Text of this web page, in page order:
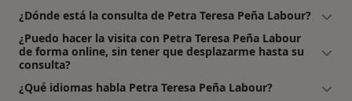
¿Dónde está la consulta de Petra Teresa Peña Labour?
¿Puedo hacer la visita con Petra Teresa Peña Labour
de forma online, sin tener que desplazarme hasta su
consulta?
¿Qué idiomas habla Petra Teresa Peña Labour?